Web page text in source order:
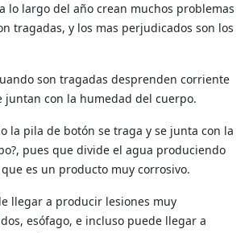
lo largo del año crean muchos problemas
tragadas, y los mas perjudicados son los
son tragadas desprenden corriente
juntan con la humedad del cuerpo.
la pila de botón se traga y se junta con la
pues que divide el agua produciendo
es un producto muy corrosivo.
llegar a producir lesiones muy
esófago, e incluso puede llegar a